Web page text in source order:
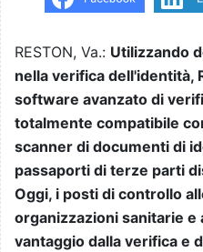
RESTON, Va.: Utilizzando
nella verifica dell'identità,
software avanzato di
totalmente compatibile
scanner di documenti di
passaporti di terze parti
Oggi, i posti di controllo
organizzazioni sanitarie
vantaggio dalla verifica e